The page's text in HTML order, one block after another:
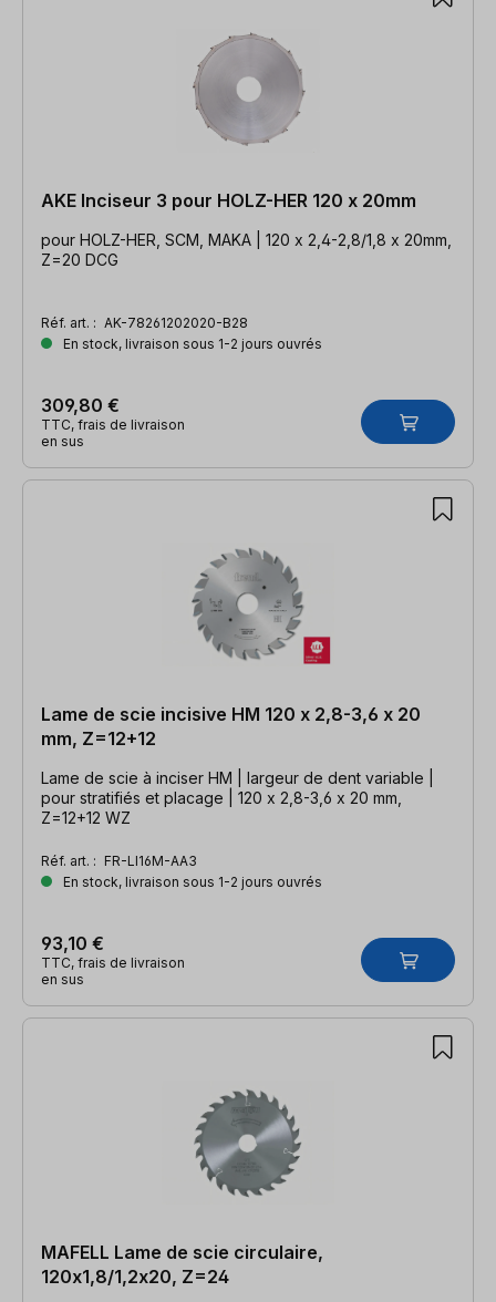
AKE Inciseur 3 pour HOLZ-HER 120 x 20mm
pour HOLZ-HER, SCM, MAKA | 120 x 2,4-2,8/1,8 x 20mm,
Z=20 DCG
Réf. art. : AK-78261202020-B28
En stock, livraison sous 1-2 jours ouvrés
309,80 €
TTC, frais de livraison
en sus
Lame de scie incisive HM 120 x 2,8-3,6 x 20
mm, Z=12+12
Lame de scie à inciser HM | largeur de dent variable |
pour stratifiés et placage | 120 x 2,8-3,6 x 20 mm,
Z=12+12 WZ
Réf. art. : FR-LI16M-AA3
En stock, livraison sous 1-2 jours ouvrés
93,10 €
TTC, frais de livraison
en sus
MAFELL Lame de scie circulaire,
120x1,8/1,2x20, Z=24